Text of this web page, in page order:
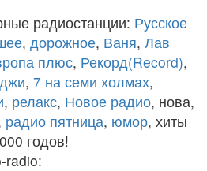
радиостанции: Русское
, дорожное, Ваня, Лав
плюс, Рекорд(Record),
, 7 на семи холмах,
, релакс, Новое радио, нова,
радио пятница, юмор, хиты
годов!
radio: